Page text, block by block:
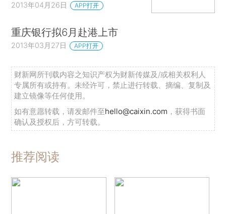
2013年04月26日 APP打开
重庆银行拟6月赴港上市
2013年03月27日 APP打开
财新网所刊载内容之知识产权为财新传媒及/或相关权利人
专属所有或持有。未经许可，禁止进行转载、摘编、复制及
建立镜像等任何使用。
如有意愿转载，请发邮件至hello@caixin.com ，获得书面
确认及授权后，方可转载。
推荐阅读